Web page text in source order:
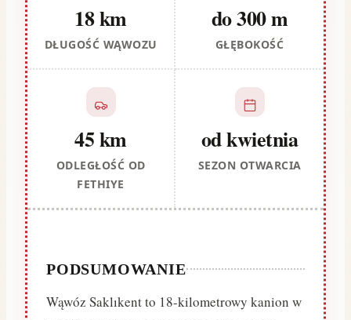
18 km
DŁUGOŚĆ WĄWOZU
do 300 m
GŁĘBOKOŚĆ
45 km
ODLEGŁOŚĆ OD
FETHIYE
od kwietnia
SEZON OTWARCIA
PODSUMOWANIE
Wąwóz Saklıkent to 18-kilometrowy kanion w